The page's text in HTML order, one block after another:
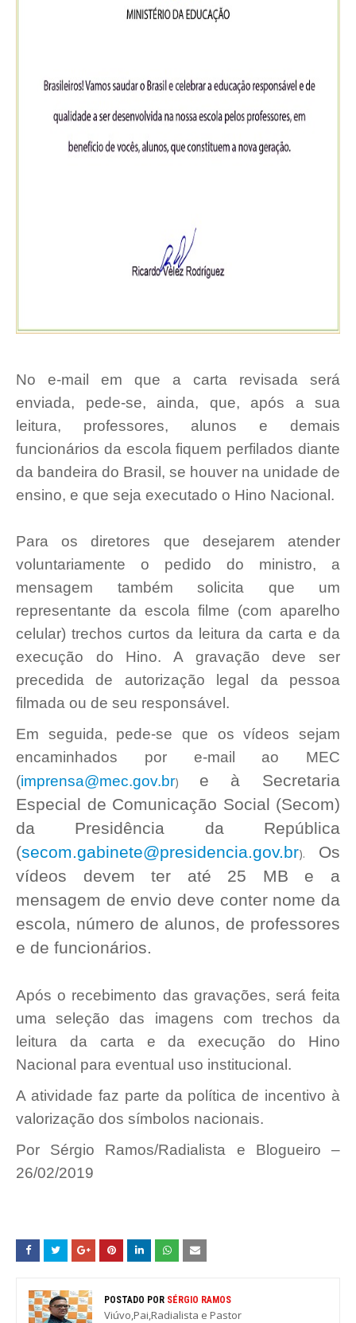
No e-mail em que a carta revisada será
enviada, pede-se, ainda, que, após a sua
leitura, professores, alunos e demais
funcionários da escola fiquem perfilados diante
da bandeira do Brasil, se houver na unidade de
ensino, e que seja executado o Hino Nacional.
Para os diretores que desejarem atender
voluntariamente o pedido do ministro, a
mensagem também solicita que um
representante da escola filme (com aparelho
celular) trechos curtos da leitura da carta e da
execução do Hino. A gravação deve ser
precedida de autorização legal da pessoa
filmada ou de seu responsável.
Em seguida, pede-se que os vídeos sejam
encaminhados por e-mail ao MEC
(imprensa@mec.gov.br) e à Secretaria
Especial de Comunicação Social (Secom)
da Presidência da República
(secom.gabinete@presidencia.gov.br). Os
vídeos devem ter até 25 MB e a
mensagem de envio deve conter nome da
escola, número de alunos, de professores
e de funcionários.
Após o recebimento das gravações, será feita
uma seleção das imagens com trechos da
leitura da carta e da execução do Hino
Nacional para eventual uso institucional.
A atividade faz parte da política de incentivo à
valorização dos símbolos nacionais.
Por Sérgio Ramos/Radialista e Blogueiro –
26/02/2019
POSTADO POR SÉRGIO RAMOS
Viúvo,Pai,Radialista e Pastor